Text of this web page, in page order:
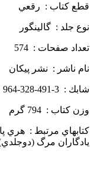
قطع كتاب : رقعي
نوع جلد : گالينگور
تعداد صفحات : 574
نام ناشر : نشر پيكان
شابك : 3-491-328-964
وزن كتاب : 794 گرم
كتابهاي مرتبط : هري
يادگاران مرگ